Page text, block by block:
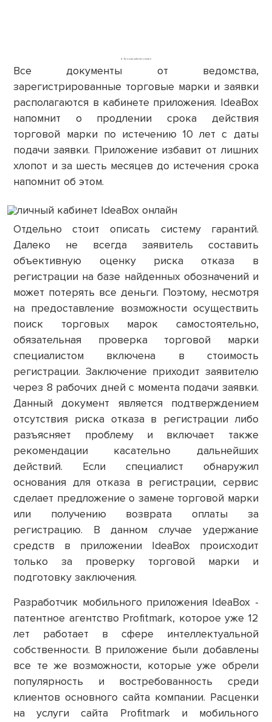
4. Личный кабинет онлайн
Все документы от ведомства,
зарегистрированные торговые марки и заявки
располагаются в кабинете приложения. IdeaBox
напомнит о продлении срока действия
торговой марки по истечению 10 лет с даты
подачи заявки. Приложение избавит от лишних
хлопот и за шесть месяцев до истечения срока
напомнит об этом.
Отдельно стоит описать систему гарантий.
Далеко не всегда заявитель составить
объективную оценку риска отказа в
регистрации на базе найденных обозначений и
может потерять все деньги. Поэтому, несмотря
на предоставление возможности осуществить
поиск торговых марок самостоятельно,
обязательная проверка торговой марки
специалистом включена в стоимость
регистрации. Заключение приходит заявителю
через 8 рабочих дней с момента подачи заявки.
Данный документ является подтверждением
отсутствия риска отказа в регистрации либо
разъясняет проблему и включает также
рекомендации касательно дальнейших
действий. Если специалист обнаружил
основания для отказа в регистрации, сервис
сделает предложение о замене торговой марки
или получению возврата оплаты за
регистрацию. В данном случае удержание
средств в приложении IdeaBox происходит
только за проверку торговой марки и
подготовку заключения.
Разработчик мобильного приложения IdeaBox -
патентное агентство Profitmark, которое уже 12
лет работает в сфере интеллектуальной
собственности. В приложение были добавлены
все те же возможности, которые уже обрели
популярность и востребованность среди
клиентов основного сайта компании. Расценки
на услуги сайта Profitmark и мобильного